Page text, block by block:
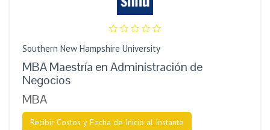
Southern New Hampshire University
MBA Maestría en Administración de
Negocios
MBA
Recibir Costos y Fecha de Inicio al Instante